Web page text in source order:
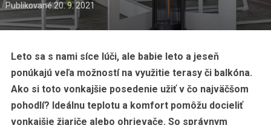
Publikované20. 9. 2021
Leto sa s nami síce lúči, ale babie leto a jeseň
ponúkajú veľa možností na využitie terasy či balkóna.
Ako si toto vonkajšie posedenie užiť v čo najväčšom
pohodlí? Ideálnu teplotu a komfort pomôžu docieliť
vonkajšie žiariče alebo ohrievače. So správnym